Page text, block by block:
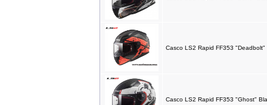
Casco LS2 Rapid FF353 "Deadbolt"
Casco LS2 Rapid FF353 "Ghost"